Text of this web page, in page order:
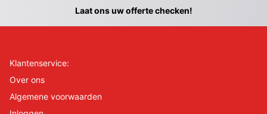
Laat ons uw offerte checken!
Klantenservice:
Over ons
Algemene voorwaarden